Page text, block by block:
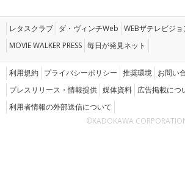
レタスクラブ ダ・ヴィンチWeb WEBザテレビジョ
MOVIE WALKER PRESS 毎日が発見ネット
利用規約 プライバシーポリシー 推奨環境 お問い
プレスリリース・情報提供 媒体資料 広告掲載につ
利用者情報の外部送信について
©KADOKAWA